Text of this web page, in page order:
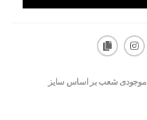
موجودی شعب بر اساس سایز